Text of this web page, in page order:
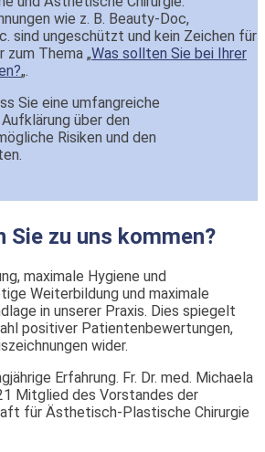
wie z. B. Beauty-Doc,
sind ungeschützt und kein Zeichen für
zum Thema „Was sollten Sie bei Ihrer
„.
Sie eine umfangreiche
über den
Risiken und den
Sie zu uns kommen?
maximale Hygiene und
Weiterbildung und maximale
in unserer Praxis. Dies spiegelt
positiver Patientenbewertungen,
wider.
Erfahrung. Fr. Dr. med. Michaela
Mitglied des Vorstandes der
für Ästhetisch-Plastische Chirurgie